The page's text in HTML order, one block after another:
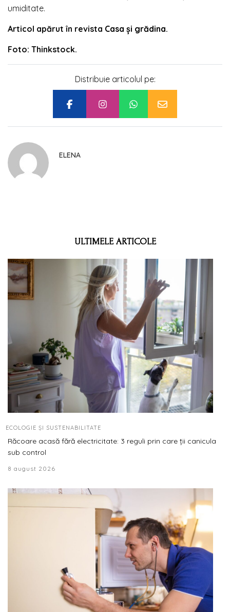
umiditate.
Articol apărut în revista Casa și grădina.
Foto: Thinkstock.
Distribuie articolul pe:
ELENA
ULTIMELE ARTICOLE
ECOLOGIE ȘI SUSTENABILITATE
Răcoare acasă fără electricitate: 3 reguli prin care ții canicula
sub control
8 august 2026